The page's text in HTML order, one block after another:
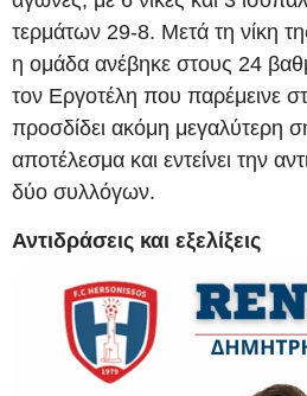
τερμάτων 29-8. Μετά τη νίκη
η ομάδα ανέβηκε στους 24
τον Εργοτέλη που παρέμεινε
προσδίδει ακόμη μεγαλύτερη
αποτέλεσμα και εντείνει την
δύο συλλόγων.
Αντιδράσεις και εξελίξεις